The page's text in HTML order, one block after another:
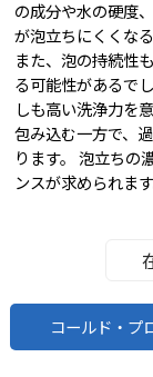
の成分や水の硬度
が泡立ちにくくな
また、泡の持続性
る可能性があるで
しも高い洗浄力を
包み込む一方で、
ります。 泡立ちの
ンスが求められます
コールド・プ